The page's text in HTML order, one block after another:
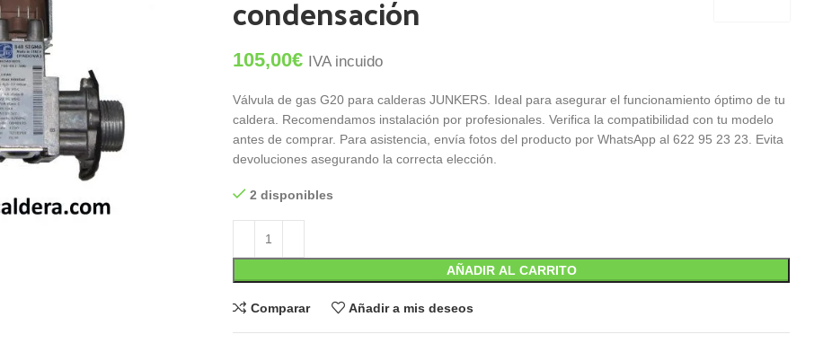
condensación
105,00€ IVA incuido
Válvula de gas G20 para calderas JUNKERS. Ideal para asegurar el funcionamiento óptimo de tu
caldera. Recomendamos instalación por profesionales. Verifica la compatibilidad con tu modelo
antes de comprar. Para asistencia, envía fotos del producto por WhatsApp al 622 95 23 23. Evita
devoluciones asegurando la correcta elección.
2 disponibles
AÑADIR AL CARRITO
Comparar Añadir a mis deseos